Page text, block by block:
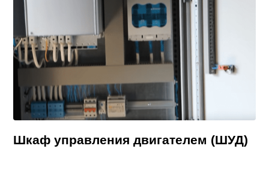
Шкаф управления двигателем (ШУД)